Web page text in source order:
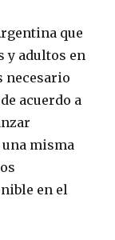
que
y adultos en
necesario
acuerdo a
misma
en el